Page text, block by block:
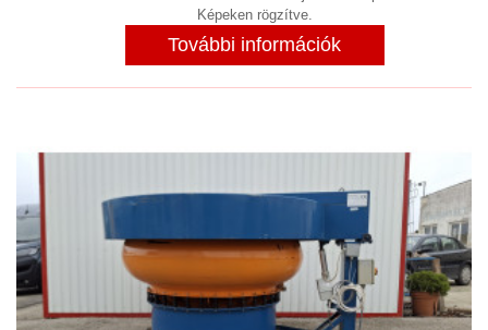
Képeken rögzítve.
További információk